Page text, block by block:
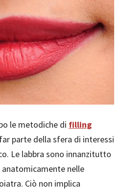
le metodiche di filling
parte della sfera di interessi
Le labbra sono innanzitutto
nelle
Ciò non implica